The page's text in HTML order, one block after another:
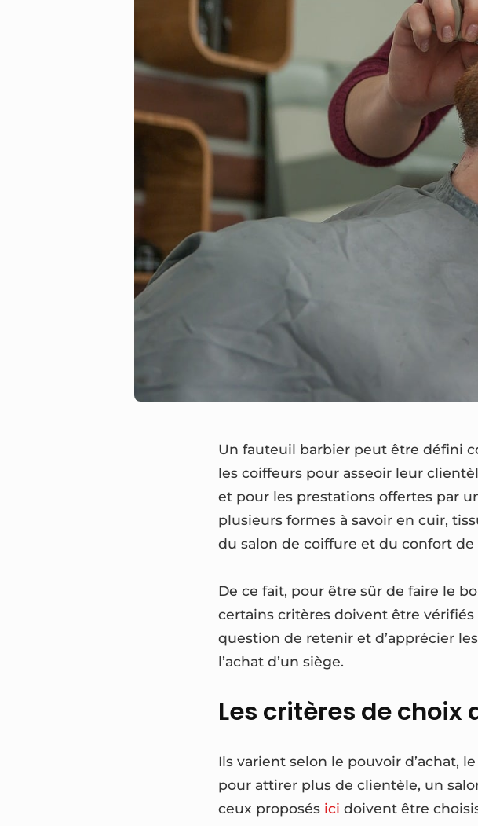
Un fauteuil barbier peut être défini
les coiffeurs pour asseoir leur
et pour les prestations offertes par
plusieurs formes à savoir en cuir,
du salon de coiffure et du confort de
De ce fait, pour être sûr de faire le
certains critères doivent être
question de retenir et d’apprécier
l’achat d’un siège.
Les critères de choix
Ils varient selon le pouvoir d’achat,
pour attirer plus de clientèle, un
ceux proposés ici doivent être